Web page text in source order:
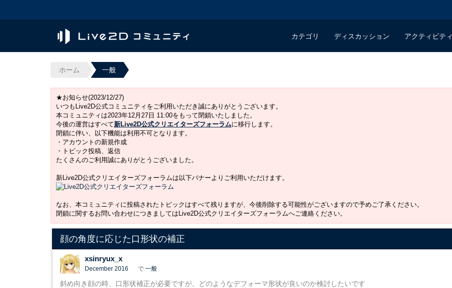
カテゴリ ディスカッション アクティビティ
ホーム 一般
★お知らせ(2023/12/27)
いつもLive2D公式コミュニティをご利用いただき誠にありがとうございます。
本コミュニティは2023年12月27日 11:00をもって閉鎖いたしました。
今後の運営はすべて新Live2D公式クリエイターズフォーラムに移行します。
閉鎖に伴い、以下機能は利用不可となります。
・アカウントの新規作成
・トピック投稿、返信
たくさんのご利用誠にありがとうございました。
新Live2D公式クリエイターズフォーラムは以下バナーよりご利用いただけます。
なお、本コミュニティに投稿されたトピックはすべて残りますが、今後削除する可能性がございますので予めご了承ください。
閉鎖に関するお問い合わせにつきましてはLive2D公式クリエイターズフォーラムへご連絡ください。
顔の角度に応じた口形状の補正
xsinryux_x
December 2016 で 一般
斜め向き顔の時、口形状補正が必要ですが、どのようなデフォーマ形状が良いのか検討したいです